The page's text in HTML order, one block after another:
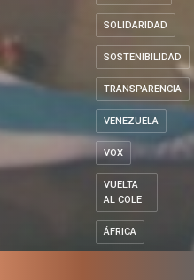
SOLIDARIDAD
SOSTENIBILIDAD
TRANSPARENCIA
VENEZUELA
VOX
VUELTA
AL COLE
ÁFRICA